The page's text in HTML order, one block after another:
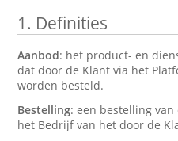
1. Definities
Aanbod: het product- en
dat door de Klant via het
worden besteld.
Bestelling: een bestelling
het Bedrijf van het door de